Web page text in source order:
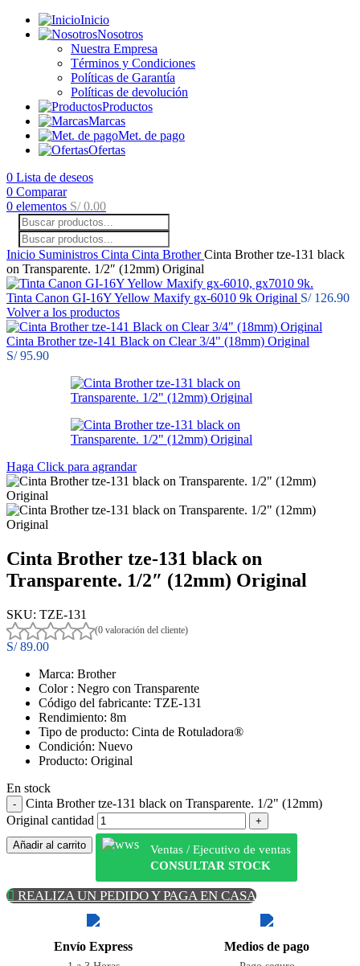
Inicio
Nosotros
Nuestra Empresa
Términos y Condiciones
Políticas de Garantía
Políticas de devolución
Productos
Marcas
Met. de pago
Ofertas
0 Lista de deseos
0 Comparar
0 elementos S/0.00
Inicio Suministros Cinta Cinta BrotherCinta Brother tze-131 black
on Transparente. 1/2″ (12mm) Original
Tinta Canon GI-16Y Yellow Maxify gx-6010 9k Original S/126.90
Volver a los productos
Cinta Brother tze-141 Black on Clear 3/4" (18mm) Original
S/95.90
Haga Click para agrandar
Cinta Brother tze-131 black on
Transparente. 1/2″ (12mm) Original
SKU: TZE-131
(0 valoración del cliente)
S/89.00
Marca: Brother
Color : Negro con Transparente
Código del fabricante: TZE-131
Rendimiento: 8m
Tipo de producto: Cinta de Rotuladora®
Condición: Nuevo
Producto: Original
En stock
Cinta Brother tze-131 black on Transparente. 1/2" (12mm)
Original cantidad
Añadir al carrito
Ventas / Ejecutivo de ventas
CONSULTAR STOCK
REALIZA UN PEDIDO Y PAGA EN CASA
Envío Express Medios de pago